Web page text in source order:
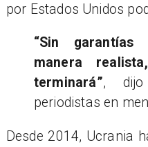
por Estados Unidos
“Sin
manera
terminará”,
periodistas en
Desde 2014, Ucrania